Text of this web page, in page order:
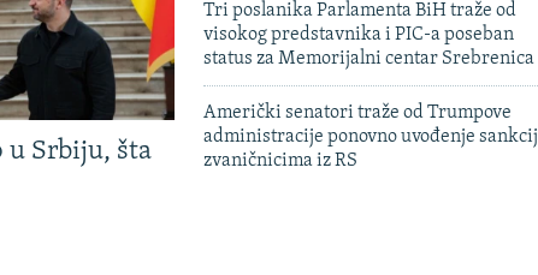
u Srbiju, šta
Tri poslanika Parlamenta BiH traže od
visokog predstavnika i PIC-a poseban
status za Memorijalni centar Srebrenica
Američki senatori traže od Trumpove
administracije ponovno uvođenje
zvaničnicima iz RS